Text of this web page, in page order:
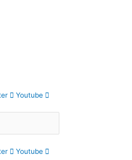
Youtube
Youtube